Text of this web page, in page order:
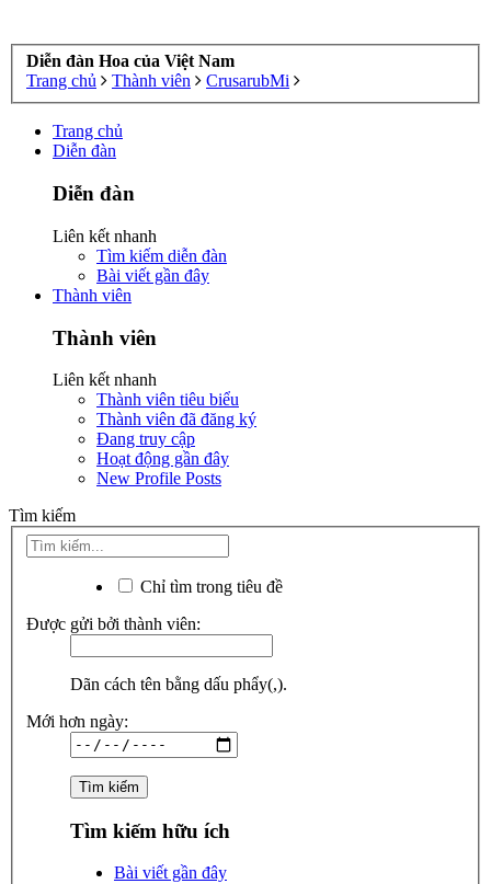
Diễn đàn Hoa của Việt Nam
Trang chủ
Thành viên CrusarubMi
Trang chủ
Diễn đàn
Diễn đàn
Liên kết nhanh
Tìm kiếm diễn đàn
Bài viết gần đây
Thành viên
Thành viên
Liên kết nhanh
Thành viên tiêu biểu
Thành viên đã đăng ký
Đang truy cập
Hoạt động gần đây
New Profile Posts
Tìm kiếm
Chỉ tìm trong tiêu đề
Được gửi bởi thành viên:
Dãn cách tên bằng dấu phẩy(,).
Mới hơn ngày:
Tìm kiếm hữu ích
Bài viết gần đây